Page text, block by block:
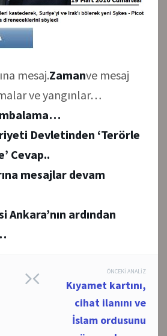
mesaj.Zamanve mesaj
ve yangınlar…
Devletinden ‘Terörle
Cevap..
mesajlar devam
Ankara’nın ardından
ÖNCEKI ANALIZ
Kıyamet kartını,
cihat ilanını ve
İslam ordusunu